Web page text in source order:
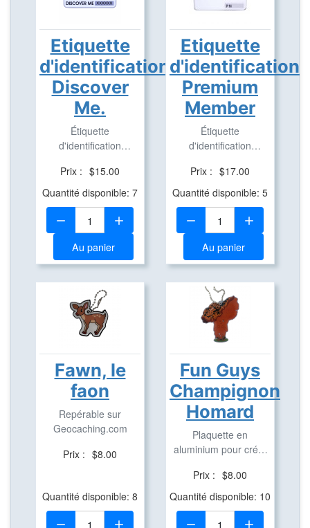
Etiquette
d'identification
Discover
Me.
Étiquette
d'identification
trackable.
Prix : $15.00
Quantité disponible: 7
Quantité:
Au panier
Etiquette
d'identification
Premium
Member
Étiquette
d'identification
trackable.
Prix : $17.00
Quantité disponible: 5
Quantité:
Au panier
Fawn, le
faon
Repérable sur
Geocaching.com
Prix : $8.00
Quantité disponible: 8
Quantité:
Fun Guys
Champignon
Homard
Plaquette en
aluminium pour créer
Prix : $8.00
Quantité disponible: 10
Quantité: